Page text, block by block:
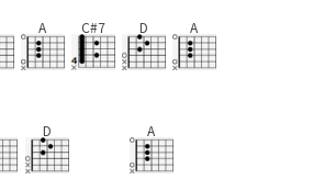
A C#7 D A
D A